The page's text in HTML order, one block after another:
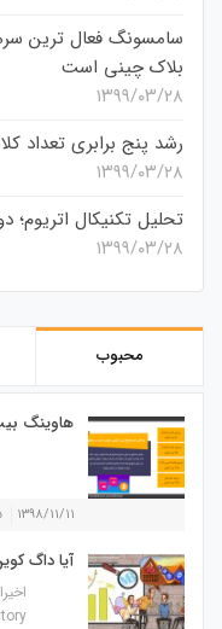
سامسونگ فعال‌ ترین
بلاک چینی است
۱۳۹۹/۰۳/۲۸
رشد پنج برابری تعداد
۱۳۹۹/۰۳/۲۸
تحلیل تکنیکال اتریوم؛ دوشنبه
۱۳۹۹/۰۳/۲۸
محبوب
هاوینگ
۱۳۹۸/۱۱/۱۱ ۵
آیا داگ